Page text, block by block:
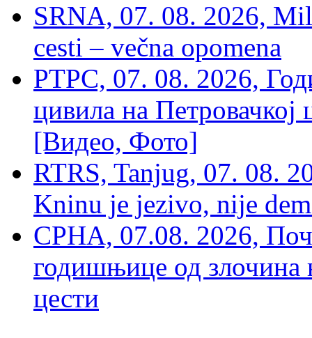
SRNA, 07. 08. 2026,
cesti – večna opomena
РТРС, 07. 08. 2026,
цивила на Петровачкој
[Видео, Фото]
RTRS, Tanjug, 07. 08.
Kninu je jezivo, nije
СРНА, 07.08. 2026,
годишњице од злочина
цести